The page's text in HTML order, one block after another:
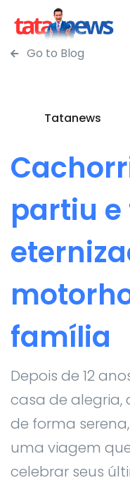
Go to Blog
Tatanews
partiu e
família
Depois de 12
casa de alegria,
de forma
uma viagem
celebrar seus